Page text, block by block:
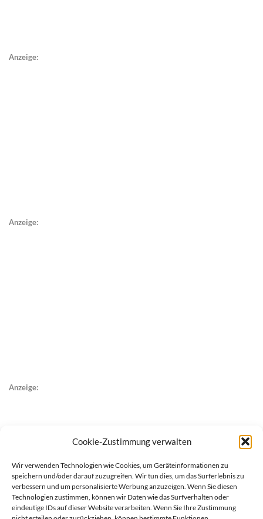
Cookie-Zustimmung verwalten
Wir verwenden Technologien wie Cookies, um Geräteinformationen zu
speichern und/oder darauf zuzugreifen. Wir tun dies, um das Surferlebnis zu
verbessern und um personalisierte Werbung anzuzeigen. Wenn Sie diesen
Technologien zustimmen, können wir Daten wie das Surfverhalten oder
eindeutige IDs auf dieser Website verarbeiten. Wenn Sie Ihre Zustimmung
Anzeige:
Anzeige:
Anzeige: